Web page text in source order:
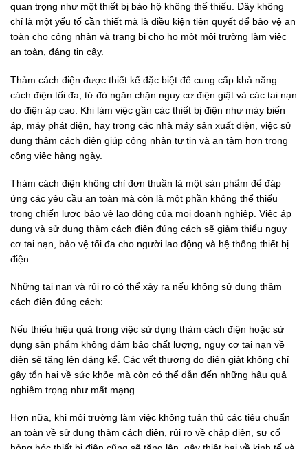
quan trọng như một thiết bị bảo hộ không thể thiếu. Đây không
chỉ là một yếu tố cần thiết mà là điều kiện tiên quyết để bảo vệ an
toàn cho công nhân và trang bị cho họ một môi trường làm việc
an toàn, đáng tin cậy.
Thảm cách điện được thiết kế đặc biệt để cung cấp khả năng
cách điện tối đa, từ đó ngăn chặn nguy cơ điện giật và các tai nạn
do điện áp cao. Khi làm việc gần các thiết bị điện như máy biến
áp, máy phát điện, hay trong các nhà máy sản xuất điện, việc sử
dụng thảm cách điện giúp công nhân tự tin và an tâm hơn trong
công việc hàng ngày.
Thảm cách điện không chỉ đơn thuần là một sản phẩm để đáp
ứng các yêu cầu an toàn mà còn là một phần không thể thiếu
trong chiến lược bảo vệ lao động của mọi doanh nghiệp. Việc áp
dụng và sử dụng thảm cách điện đúng cách sẽ giảm thiểu nguy
cơ tai nạn, bảo vệ tối đa cho người lao động và hệ thống thiết bị
điện.
Những tai nạn và rủi ro có thể xảy ra nếu không sử dụng thảm
cách điện đúng cách:
Nếu thiếu hiệu quả trong việc sử dụng thảm cách điện hoặc sử
dụng sản phẩm không đảm bảo chất lượng, nguy cơ tai nạn về
điện sẽ tăng lên đáng kể. Các vết thương do điện giật không chỉ
gây tổn hại về sức khỏe mà còn có thể dẫn đến những hậu quả
nghiêm trọng như mất mạng.
Hơn nữa, khi môi trường làm việc không tuân thủ các tiêu chuẩn
an toàn về sử dụng thảm cách điện, rủi ro về chập điện, sự cố